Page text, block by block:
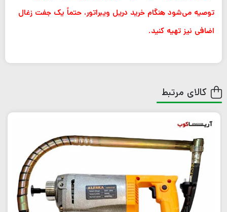
توصیه می‌شود هنگام خرید دریل ویبراتور، حتماً یک جفت زغال
اضافی نیز تهیه کنید.
کالای مرتبط